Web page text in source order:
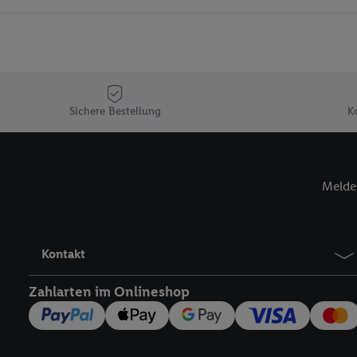
Sichere Bestellung
Kontakt
Zahlarten im Onlineshop
Sofern Sie hier Ihre
Plus-Konto einloggen,
zu erstellen (die
können, um Sie in
Hierzu wird von uns
Zudem erlauben Sie
den Lidl-Diensten
Wenn das der Fall ist,
Kundenkonto-
Insbesondere können
Nutzung der Utiq-
widerrufen - jederzeit
Telekommunikations-